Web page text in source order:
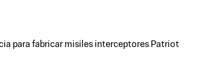
para fabricar misiles interceptores Patriot